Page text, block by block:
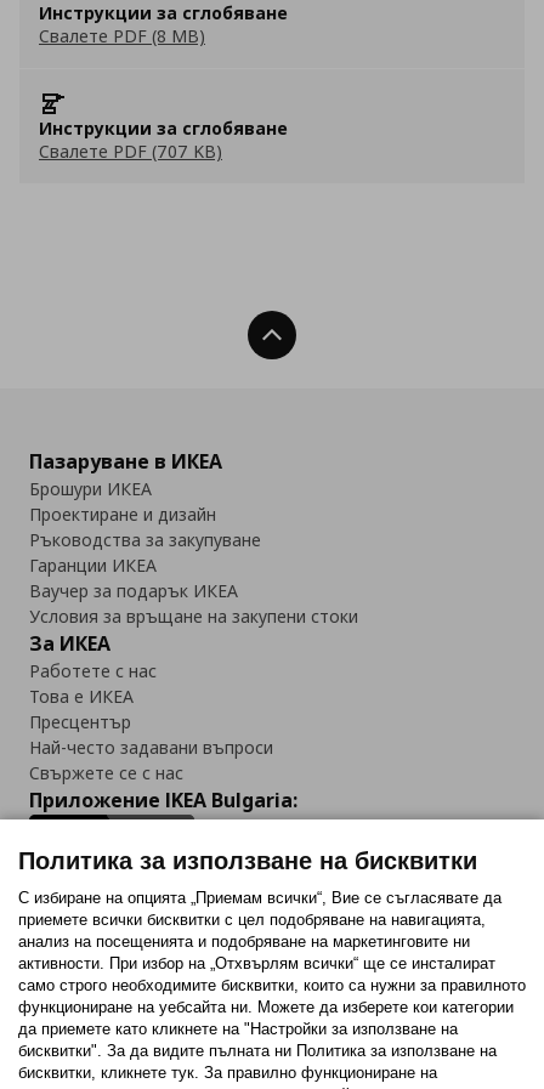
Инструкции за сглобяване
Свалете PDF (8 MB)
Инструкции за сглобяване
Свалете PDF (707 KB)
Нагоре
Пазаруване в ИКЕА
Брошури ИКЕА
Проектиране и дизайн
Ръководства за закупуване
Гаранции ИКЕА
Ваучер за подарък ИКЕА
Условия за връщане на закупени стоки
За ИКЕА
Работете с нас
Това е ИКЕА
Пресцентър
Най-често задавани въпроси
Свържете се с нас
Приложение IKEA Bulgaria:
Последвайте ни:
FacebookTwitterYoutubePinterestInstagram
Политика за използване на бисквитки
С избиране на опцията „Приемам всички“, Вие се съгласявате да
приемете всички бисквитки с цел подобряване на навигацията,
анализ на посещенията и подобряване на маркетинговите ни
активности. При избор на „Отхвърлям всички“ ще се инсталират
само строго необходимитe бисквитки, които са нужни за правилното
функциониране на уебсайта ни. Можете да изберете кои категории
да приемете като кликнете на "Настройки за използване на
бисквитки". За да видите пълната ни Политика за използване на
бисквитки, кликнете тук. За правилно функциониране на